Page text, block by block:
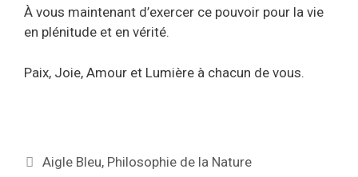
À vous maintenant d’exercer ce pouvoir pour la vie
en plénitude et en vérité.
Paix, Joie, Amour et Lumière à chacun de vous.
Aigle Bleu, Philosophie de la Nature